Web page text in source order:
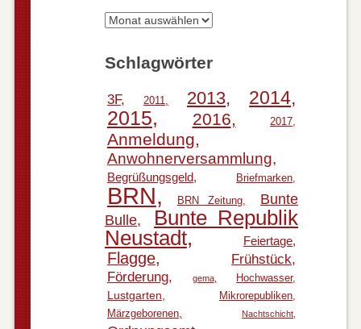
Archiv
Schlagwörter
3F 2011 2013 2014
2015 2016 2017
Anmeldung
Anwohnerversammlung
Begrüßungsgeld Briefmarken
BRN BRN Zeitung
Bunte
Bulle
Bunte Republik
Neustadt
Feiertage
Flagge Frühstück
Förderung gema Hochwasser
Lustgarten
Mikrorepubliken
Märzgeborenen
Nachtschicht